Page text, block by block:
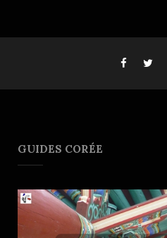
GUIDES CORÉE